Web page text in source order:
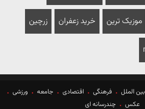
موزیک ترین خرید زعفران زرچین
بین الملل فرهنگی اقتصادی جامعه
ورزشی
عکس
چندرسانه ای